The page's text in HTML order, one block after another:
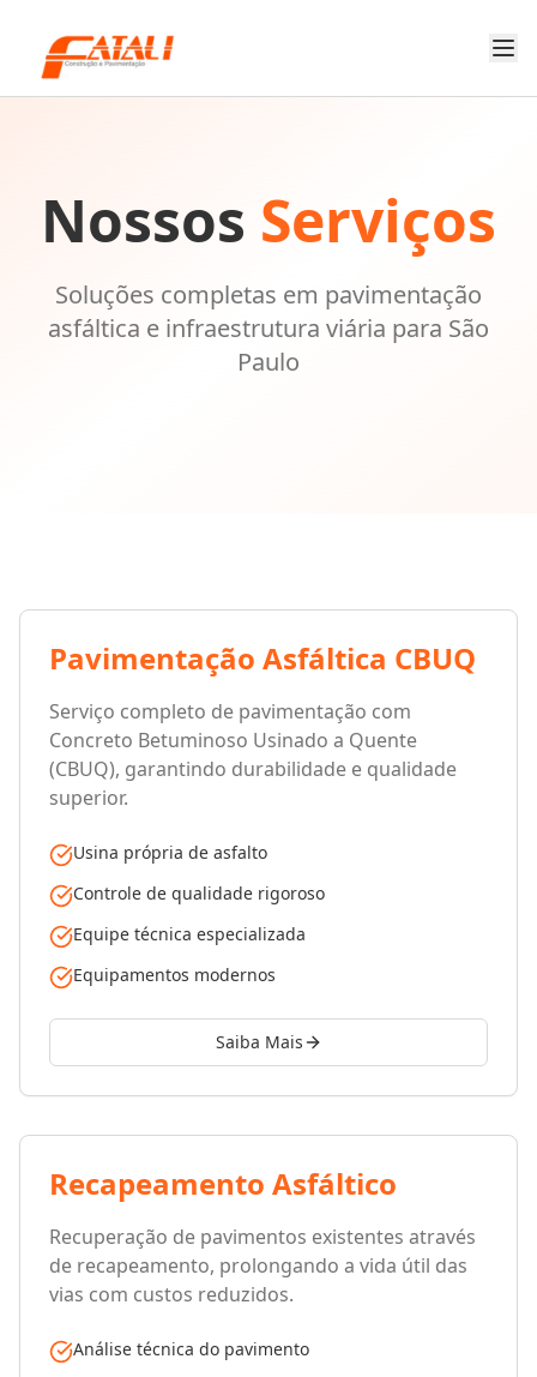
Nossos Serviços
Soluções completas em pavimentação
asfáltica e infraestrutura viária para São
Paulo
Pavimentação Asfáltica CBUQ
Serviço completo de pavimentação com
Concreto Betuminoso Usinado a Quente
(CBUQ), garantindo durabilidade e qualidade
superior.
Usina própria de asfalto
Controle de qualidade rigoroso
Equipe técnica especializada
Equipamentos modernos
Saiba Mais
Recapeamento Asfáltico
Recuperação de pavimentos existentes através
de recapeamento, prolongando a vida útil das
vias com custos reduzidos.
Análise técnica do pavimento